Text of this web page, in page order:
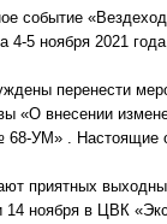
событие
4-5 ноября 2021
перенести
«О внесении
68-УМ» . Настоящие
приятных
ноября в ЦВК